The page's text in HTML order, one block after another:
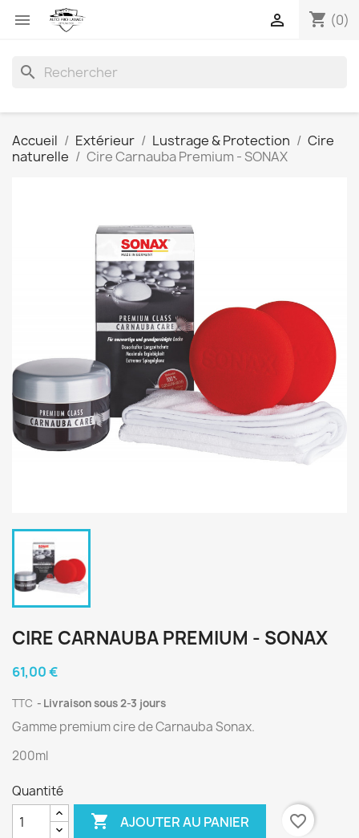
 shopping_cart (0)

search
Accueil Extérieur Lustrage & Protection
Cire
naturelle
Cire Carnauba Premium - SONAX
CIRE CARNAUBA PREMIUM - SONAX
61,00 €
TTC Livraison sous 2-3 jours
Gamme premium cire de Carnauba Sonax.
200ml
Quantité
 AJOUTER AU PANIER favorite_border